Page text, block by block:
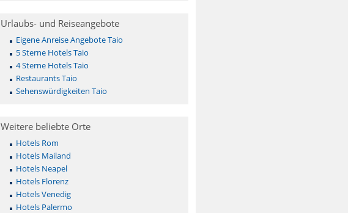
Urlaubs- und Reiseangebote
Eigene Anreise Angebote Taio
5 Sterne Hotels Taio
4 Sterne Hotels Taio
Restaurants Taio
Sehenswürdigkeiten Taio
Weitere beliebte Orte
Hotels Rom
Hotels Mailand
Hotels Neapel
Hotels Florenz
Hotels Venedig
Hotels Palermo